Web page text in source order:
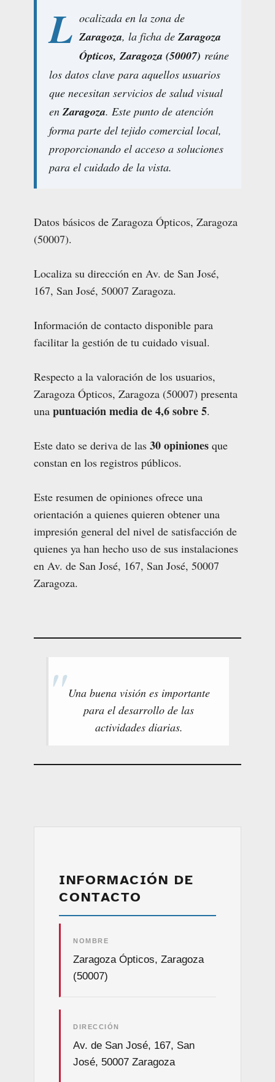
L ocalizada en la zona de
Zaragoza, la ficha deZaragoza
Ópticos, Zaragoza (50007) reúne
los datos clave para aquellos usuarios
que necesitan servicios de salud visual
enZaragoza. Este punto de atención
forma parte del tejido comercial local,
proporcionando el acceso a soluciones
para el cuidado de la vista.
Datos básicos de Zaragoza Ópticos, Zaragoza
(50007).
Localiza su dirección en Av. de San José,
167, San José, 50007 Zaragoza.
Información de contacto disponible para
facilitar la gestión de tu cuidado visual.
Respecto a la valoración de los usuarios,
Zaragoza Ópticos, Zaragoza (50007) presenta
una puntuación media de 4,6 sobre 5.
Este dato se deriva de las 30 opiniones que
constan en los registros públicos.
Este resumen de opiniones ofrece una
orientación a quienes quieren obtener una
impresión general del nivel de satisfacción de
quienes ya han hecho uso de sus instalaciones
en Av. de San José, 167, San José, 50007
Zaragoza.
Una buena visión es importante
para el desarrollo de las
actividades diarias.
INFORMACIÓN DE
CONTACTO
NOMBRE
Zaragoza Ópticos, Zaragoza
(50007)
DIRECCIÓN
Av. de San José, 167, San
José, 50007 Zaragoza